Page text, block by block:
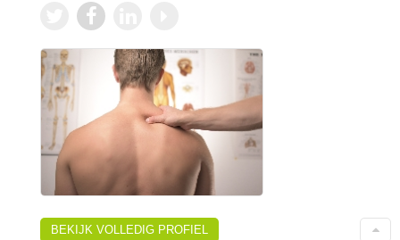
BEKIJK VOLLEDIG PROFIEL